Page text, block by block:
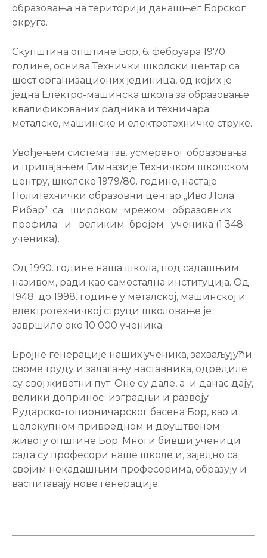
образовања на територији данашњег Борског
округа.
Скупштина општине Бор, 6. фебруара 1970.
године, оснива Технички школски центар са
шест организационих јединица, од којих је
једна Електро-машинска школа за образовање
квалификованих радника и техничара
металске, машинске и електротехничке струке.
Увођењем система тзв. усмереног образовања
и припајањем Гимназије Техничком школском
центру, школске 1979/80. године, настаје
Политехнички образовни центар „Иво Лола
Рибар” са широком мрежом образовних
профила и великим бројем ученика (1 348
ученика).
Од 1990. године наша школа, под садашњим
називом, ради као самостална институција. Oд
1948. до 1998. године у металској, машинској и
електротехничкој струци школовање је
завршило око 10 000 ученика.
Бројне генерације наших ученика, захваљујући
своме труду и залагању наставника, одредиле
су свој животни пут. Оне су дале, а и данас дају,
велики допринос изградњи и развоју
Рударско-топионичарског басена Бор, као и
целокупном привредном и друштвеном
животу општине Бор. Многи бивши ученици
сада су професори наше школе и, заједно са
својим некадашњим професорима, образују и
васпитавају нове генерације.